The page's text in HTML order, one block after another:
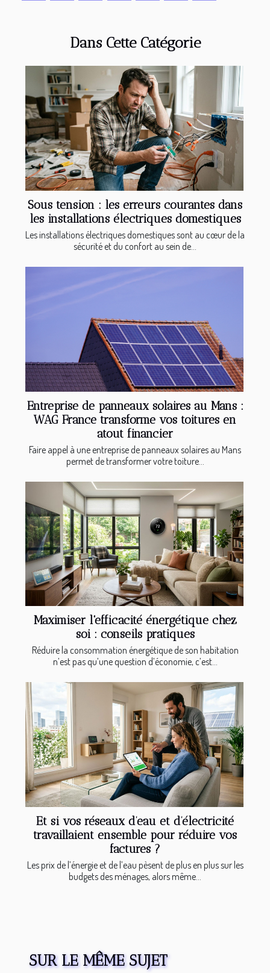
Dans Cette Catégorie
Sous tension : les erreurs courantes dans
les installations électriques domestiques
Les installations électriques domestiques sont au cœur de la
sécurité et du confort au sein de...
Entreprise de panneaux solaires au Mans :
WAG France transforme vos toitures en
atout financier
Faire appel à une entreprise de panneaux solaires au Mans
permet de transformer votre toiture...
Maximiser l'efficacité énergétique chez
soi : conseils pratiques
Réduire la consommation énergétique de son habitation
n’est pas qu’une question d’économie, c’est...
Et si vos réseaux d’eau et d’électricité
travaillaient ensemble pour réduire vos
factures ?
Les prix de l’énergie et de l’eau pèsent de plus en plus sur les
budgets des ménages, alors même...
SUR LE MÊME SUJET